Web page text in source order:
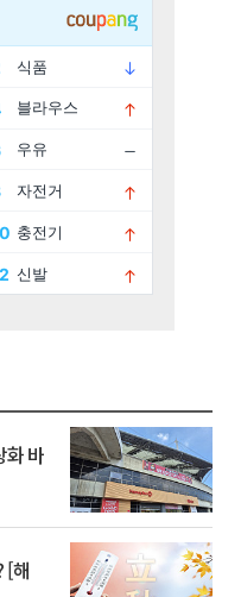
화 바
[해